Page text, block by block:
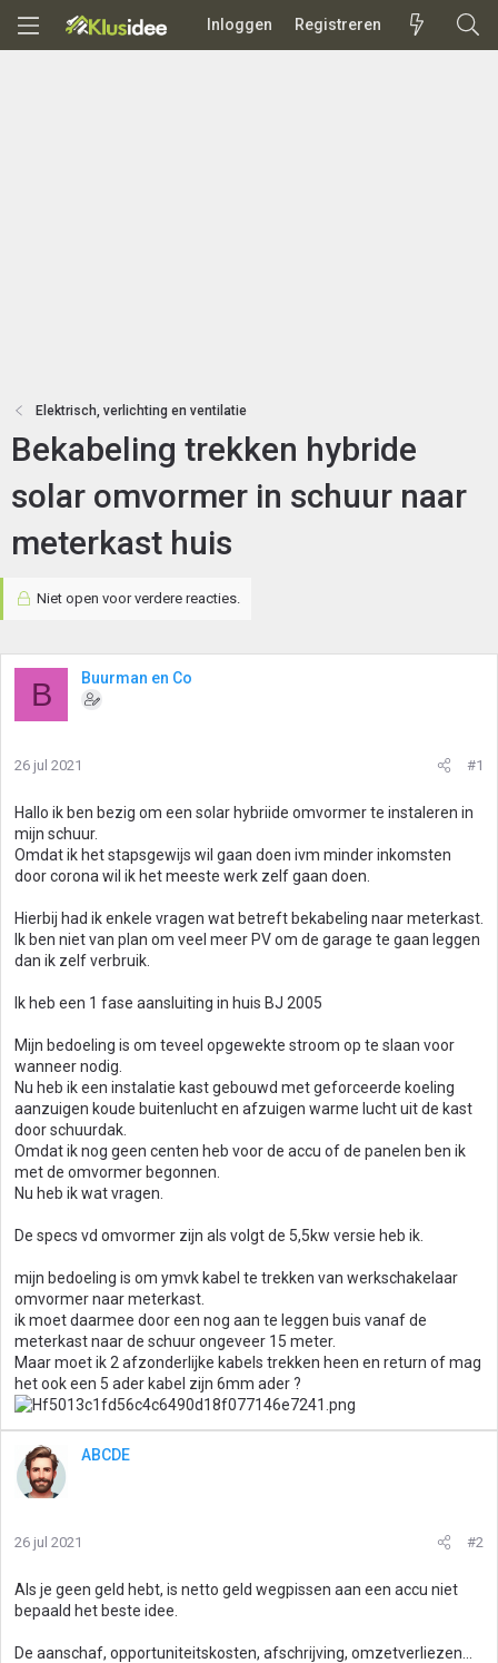
Inloggen Registreren
Elektrisch, verlichting en ventilatie
Bekabeling trekken hybride
solar omvormer in schuur naar
meterkast huis
Niet open voor verdere reacties.
B Buurman en Co
26 jul 2021 #1
Hallo ik ben bezig om een solar hybriide omvormer te instaleren in
mijn schuur.
Omdat ik het stapsgewijs wil gaan doen ivm minder inkomsten
door corona wil ik het meeste werk zelf gaan doen.
Hierbij had ik enkele vragen wat betreft bekabeling naar meterkast.
Ik ben niet van plan om veel meer PV om de garage te gaan leggen
dan ik zelf verbruik.
Ik heb een 1 fase aansluiting in huis BJ 2005
Mijn bedoeling is om teveel opgewekte stroom op te slaan voor
wanneer nodig.
Nu heb ik een instalatie kast gebouwd met geforceerde koeling
aanzuigen koude buitenlucht en afzuigen warme lucht uit de kast
door schuurdak.
Omdat ik nog geen centen heb voor de accu of de panelen ben ik
met de omvormer begonnen.
Nu heb ik wat vragen.
De specs vd omvormer zijn als volgt de 5,5kw versie heb ik.
mijn bedoeling is om ymvk kabel te trekken van werkschakelaar
omvormer naar meterkast.
ik moet daarmee door een nog aan te leggen buis vanaf de
meterkast naar de schuur ongeveer 15 meter.
Maar moet ik 2 afzonderlijke kabels trekken heen en return of mag
het ook een 5 ader kabel zijn 6mm ader ?
ABCDE
26 jul 2021 #2
Als je geen geld hebt, is netto geld wegpissen aan een accu niet
bepaald het beste idee.
De aanschaf, opportuniteitskosten, afschrijving, omzetverliezen...